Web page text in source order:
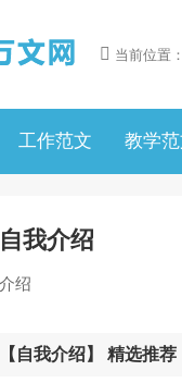
当前位置：
工作范文 教学
自我介绍
绍
【自我介绍】 精选推荐